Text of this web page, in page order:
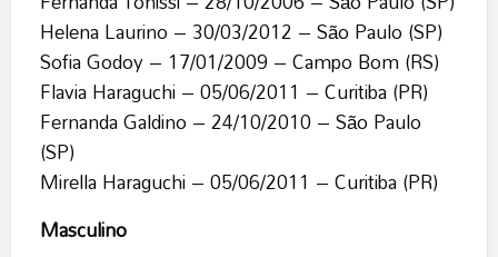
Helena Laurino – 30/03/2012 – São Paulo (SP)
Sofia Godoy – 17/01/2009 – Campo Bom (RS)
Flavia Haraguchi – 05/06/2011 – Curitiba (PR)
Fernanda Galdino – 24/10/2010 – São Paulo
(SP)
Mirella Haraguchi – 05/06/2011 – Curitiba (PR)
Masculino